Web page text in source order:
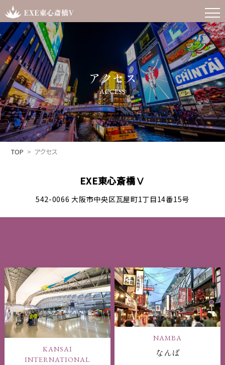
アクセス
ACCESS
TOP アクセス
EXE東心斎橋Ⅴ
542-0066 大阪市中央区瓦屋町1丁目14番15号
KANSAI
INTERNATIONAL
NAMBA
なんば